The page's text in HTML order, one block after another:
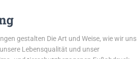
gestalten Die Art und Weise, wie wir uns
Lebensqualität und unser